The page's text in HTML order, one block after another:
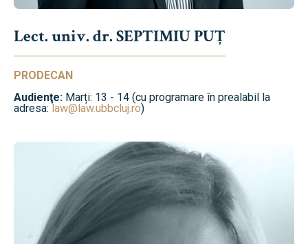
Lect. univ. dr. SEPTIMIU PUȚ
PRODECAN
Audienţe: Marți: 13 - 14 (cu programare în prealabil la
adresa:law@law.ubbcluj.ro)